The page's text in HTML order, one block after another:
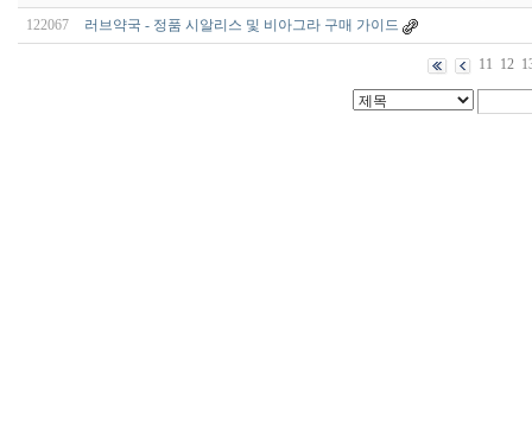
122067 러브약국 - 정품 시알리스 및 비아그라 구매 가이드
11 12